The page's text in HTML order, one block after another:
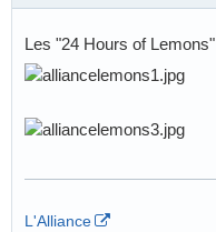
Les "24 Hours of Lemons"
L'Alliance